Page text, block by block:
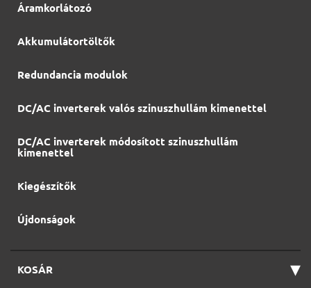
Áramkorlátozó
Akkumulátortöltők
Redundancia modulok
DC/AC inverterek valós szinuszhullám kimenettel
DC/AC inverterek módosított szinuszhullám
kimenettel
Kiegészítők
Újdonságok
KOSÁR ▾